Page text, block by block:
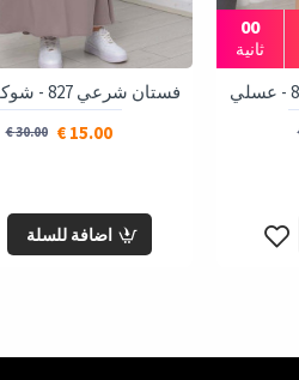
00
ثانية
فستان شرعي 827 - شوكو كاشف
15.00 €
30.00 €
اضافة للسلة